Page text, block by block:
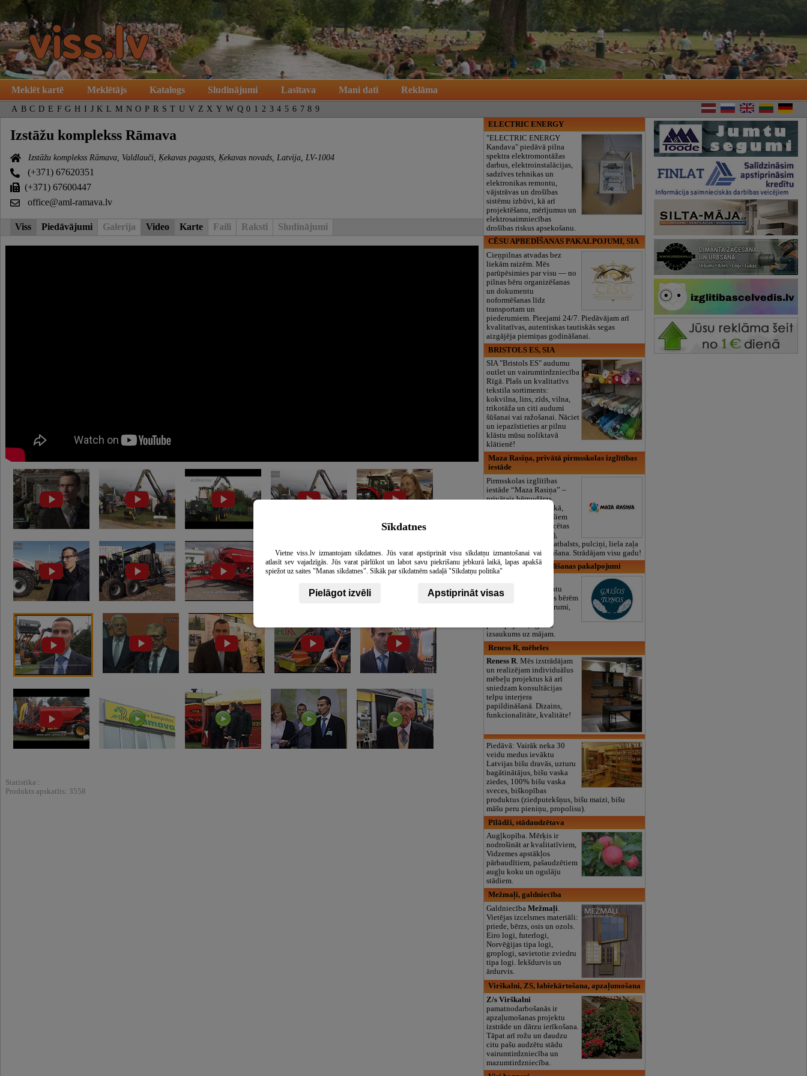
Meklēt kartē Meklētājs Katalogs Sludinājumi Lasītava Mani dati Reklāma
A B C D E F G H I J K L M N O P R S T U V Z X Y W Q 0 1 2 3 4 5 6 7 8 9
Izstāžu komplekss Rāmava
Izstāžu komplekss Rāmava, Valdlauči, Ķekavas pagasts, Ķekavas novads, Latvija, LV-1004
(+371) 67620351
(+371) 67600447
office@aml-ramava.lv
Viss Piedāvājumi Galerija Video Karte Faili Raksti Sludinājumi
Statistika :
Produkts apskatīts: 3558
ELECTRIC ENERGY
"ELECTRIC ENERGY
Kandava" piedāvā pilna
spektra elektromontāžas
darbus, elektroinstalācijas,
sadzīves tehnikas un
elektronikas remontu,
vājstrāvas un drošības
sistēmu izbūvi, kā arī
projektēšanu, mērījumus un
elektrosaimniecības
drošības riskus apsekošanu.
CĒSU APBEDĪŠANAS PAKALPOJUMI, SIA
Cieņpilnas atvadas bez
liekām raizēm. Mēs
parūpēsimies par visu — no
pilnas bēru organizēšanas
un dokumentu
noformēšanas līdz
transportam un
piederumiem. Pieejami 24/7. Piedāvājam arī
kvalitatīvas, autentiskas tautiskās segas
aizgājēja piemiņas godināšanai.
BRISTOLS ES, SIA
SIA "Bristols ES" audumu
outlet un vairumtirdzniecība
Rīgā. Plašs un kvalitatīvs
tekstila sortiments:
kokvilna, lins, zīds, vilna,
trikotāža un citi audumi
šūšanai vai ražošanai. Nāciet
un iepazīstieties ar pilnu
klāstu mūsu noliktavā
klātienē!
Maza Rasiņa, privātā pirmsskolas izglītības
iestāde
Pirmsskolas izglītības
iestāde “Maza Rasiņa” –
privātais bērnudārzs
Pārdaugavā, Zasulaukā,
bērniem no 10 mēnešiem
līdz 6 gadiem. Licencētas
programmas (LV/RU),
logopēds, speciālais atbalsts, pulciņi, liela zaļa
teritorija un 3x ēdināšana. Strādājam visu gadu!
Gaišos toņos, apbedīšanas pakalpojumi
komplekss, dokumentu
noformēšana un visus bērēm
nepieciešamos piederumi,
pakalpojumi, aģenta
izsaukums uz mājam.
Reness R, mēbeles
Reness R. Mēs izstrādājam
un realizējam individuālus
mēbeļu projektus kā arī
sniedzam konsultācijas
telpu interjera
papildināšanā. Dizains,
funkcionalitāte, kvalitāte!
Piedāvā: Vairāk neka 30
veidu medus ievāktu
Latvijas bišu dravās, uzturu
bagātinātājus, bišu vaska
ziedes, 100% bišu vaska
sveces, biškopības
produktus (ziedputekšņus, bišu maizi, bišu
māšu peru pieniņu, propolisu).
Pīlādži, stādaudzētava
Augļkopība. Mērķis ir
nodrošināt ar kvalitatīviem,
Vidzemes apstākļos
pārbaudītiem, pašaudzētiem
augļu koku un ogulāju
stādiem.
Mežmaļi, galdniecība
GaldniecībaMežmaļi
Vietējas izcelsmes materiāli:
priede, bērzs, osis un ozols.
Eiro logi, futerlogi,
Norvēģijas tipa logi,
groplogi, savietotie zviedru
tipa logi. Iekšdurvis un
ārdurvis.
Virškalni, ZS, labiekārtošana, apzaļumošana
Z/s Virškalni
pamatnodarbošanās ir
apzaļumošanas projektu
izstrāde un dārzu ierīkošana.
Tāpat arī rožu un daudzu
citu pašu audzētu stādu
vairumtirdzniecība un
mazumtirdzniecība.
Sīkdatnes
Vietne viss.lv izmantojam sīkdatnes. Jūs varat apstiprināt visu sīkdatņu izmantošanai vai
atlasīt sev vajadzīgās. Jūs varat pārlūkot un labot savu piekrišanu jebkurā laikā, lapas apakšā
spiežot uz saites "Manas sīkdatnes". Sīkāk par sīkdatnēm sadaļā "Sīkdatņu politika"
Pielāgot izvēli Apstiprināt visas